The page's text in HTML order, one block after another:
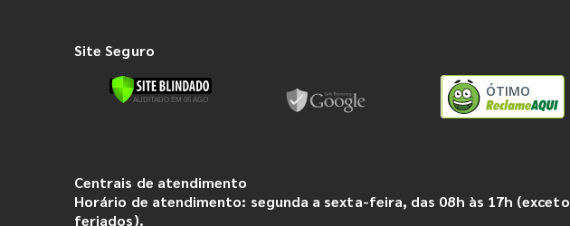
Site Seguro
ÓTIMO
Centrais de atendimento
Horário de atendimento: segunda a sexta-feira, das 08h às 17h (exceto
feriados).